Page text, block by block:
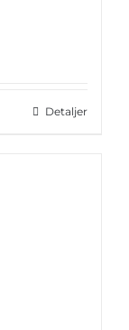
Detaljer